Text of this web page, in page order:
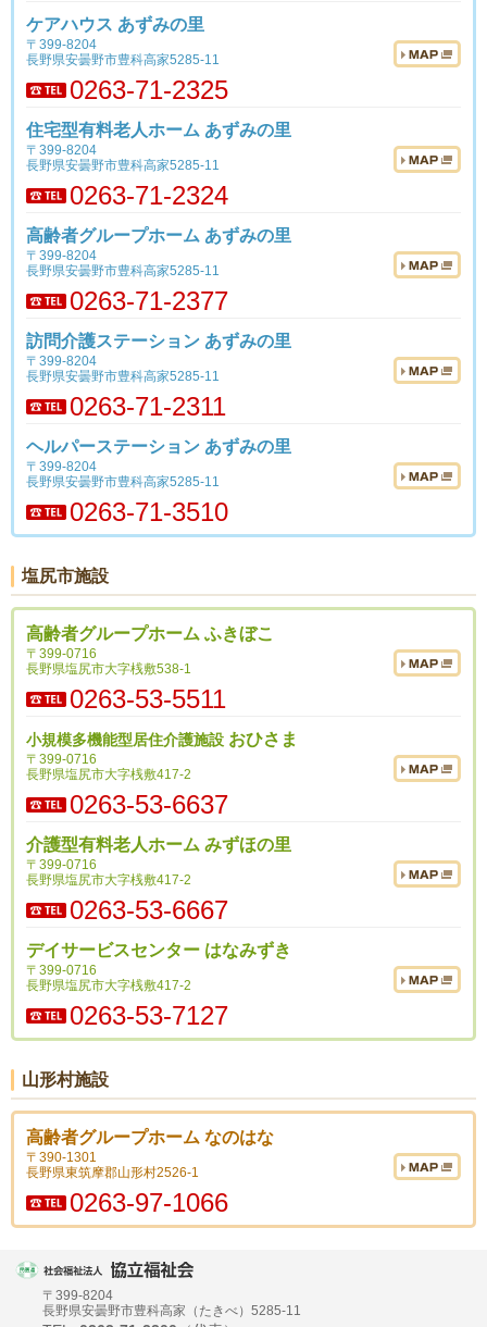
ケアハウス あずみの里
〒399-8204
長野県安曇野市豊科高家5285-11
0263-71-2325
住宅型有料老人ホーム あずみの里
〒399-8204
長野県安曇野市豊科高家5285-11
0263-71-2324
高齢者グループホーム あずみの里
〒399-8204
長野県安曇野市豊科高家5285-11
0263-71-2377
訪問介護ステーション あずみの里
〒399-8204
長野県安曇野市豊科高家5285-11
0263-71-2311
ヘルパーステーション あずみの里
〒399-8204
長野県安曇野市豊科高家5285-11
0263-71-3510
塩尻市施設
高齢者グループホーム ふきぼこ
〒399-0716
長野県塩尻市大字桟敷538-1
0263-53-5511
小規模多機能型居住介護施設 おひさま
〒399-0716
長野県塩尻市大字桟敷417-2
0263-53-6637
介護型有料老人ホーム みずほの里
〒399-0716
長野県塩尻市大字桟敷417-2
0263-53-6667
デイサービスセンター はなみずき
〒399-0716
長野県塩尻市大字桟敷417-2
0263-53-7127
山形村施設
高齢者グループホーム なのはな
〒390-1301
長野県東筑摩郡山形村2526-1
0263-97-1066
〒399-8204
長野県安曇野市豊科高家（たきべ）5285-11